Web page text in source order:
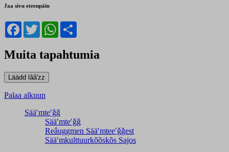
Jaa sivu eteenpäin
Facebook
TwitterWhatsApp
Muita tapahtumia
Palaa alkuun
Sääʹmteʹǧǧ
Sääʹmteʹǧǧ
Reâuggmen Sääʹmteeʹǧǧest
Sääʹmkulttuurkõõskõs Sajos